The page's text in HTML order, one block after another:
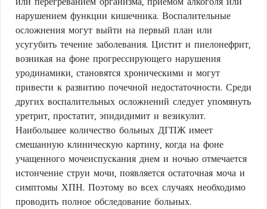
нарушением функции кишечника. Воспалительные
осложнения могут выйти на первый план или
усугубить течение заболевания. Цистит и пиелонефрит,
возникая на фоне прогрессирующего нарушения
уродинамики, становятся хроническими и могут
привести к развитию почечной недостаточности. Среди
других воспалительных осложнений следует упомянуть
уретрит, простатит, эпидидимит и везикулит.
Наибольшее количество больных ДГПЖ имеет
смешанную клиническую картину, когда на фоне
учащенного мочеиспускания днем и ночью отмечается
истончение струи мочи, появляется остаточная моча и
симптомы ХПН. Поэтому во всех случаях необходимо
проводить полное обследование больных.